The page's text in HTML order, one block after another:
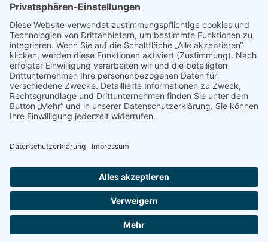
Mitgliedschaft
Spenden
SERVICE
Shop
Naturschutzbrief
News
Presse
Landesgruppenteam
Kontakt & Impressum